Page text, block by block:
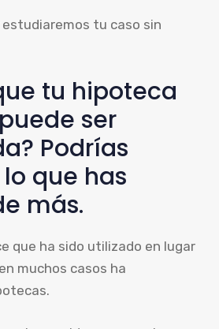
tu caso sin
tu hipoteca
ser
Podrías
que has
más.
que ha sido utilizado en lugar
muchos casos ha